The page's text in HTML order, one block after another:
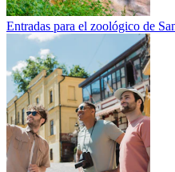
Entradas para el zoológico de